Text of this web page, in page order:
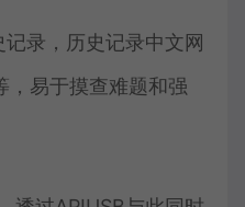
录，历史记录中文网
，易于摸查难题和强